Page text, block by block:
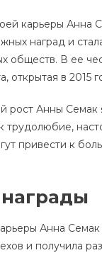
карьеры Анна
наград и
обществ. В ее
открытая в 2015
рост Анны Семак
трудолюбие,
привести к
Анна
и получила